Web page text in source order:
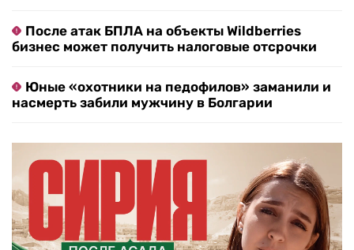
После атак БПЛА на объекты Wildberries
бизнес может получить налоговые отсрочки
Юные «охотники на педофилов» заманили и
насмерть забили мужчину в Болгарии